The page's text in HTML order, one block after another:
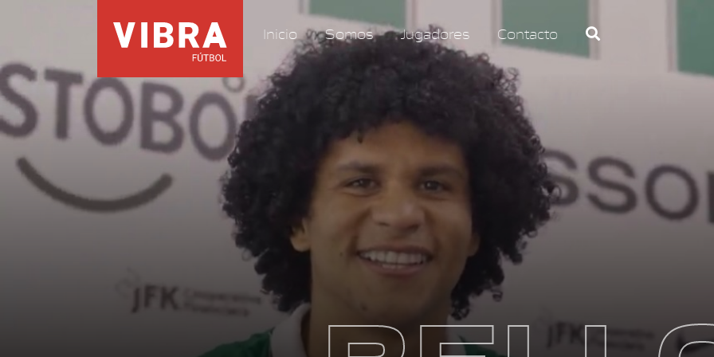
Inicio Somos Jugadores Contacto